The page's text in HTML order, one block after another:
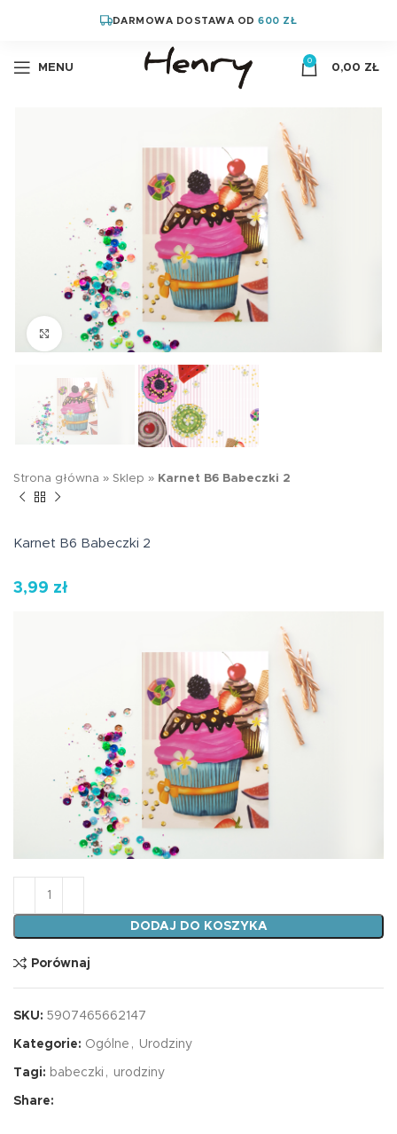
DARMOWA DOSTAWA OD600 ZŁ
MENU
0
0,00 ZŁ
Kliknij aby powiększyć
Strona główna » Sklep » Karnet B6 Babeczki 2
Karnet B6 Babeczki 2
3,99 zł
ilość Karnet B6 Babeczki 2
DODAJ DO KOSZYKA
Porównaj
SKU: 5907465662147
Kategorie: Ogólne , Urodziny
Tagi: babeczki , urodziny
Share: